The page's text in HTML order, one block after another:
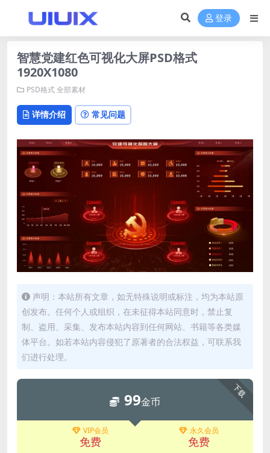
登录
智慧党建红色可视化大屏PSD格式
1920X1080
PSD格式全部素材
详情介绍 常见问题
声明：本站所有文章，如无特殊说明或标注，均为本站原
创发布。任何个人或组织，在未征得本站同意时，禁止复
制、盗用、采集、发布本站内容到任何网站、书籍等各类媒
体平台。如若本站内容侵犯了原著者的合法权益，可联系我
们进行处理。
下载
99金币
VIP会员
免费
永久会员
免费